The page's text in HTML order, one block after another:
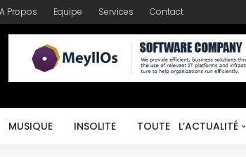
A Propos Equipe Services Contact
MUSIQUE INSOLITE TOUTE L’ACTUALITÉ